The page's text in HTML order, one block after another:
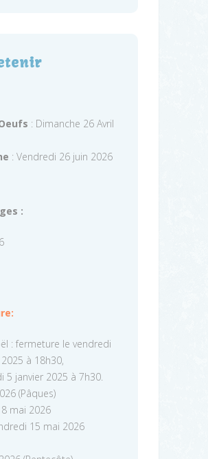
: Dimanche 26 Avril
: Vendredi 26 juin 2026
:
: fermeture le vendredi
à 18h30,
5 janvier 2025 à 7h30.
(Pâques)
mai 2026
15 mai 2026